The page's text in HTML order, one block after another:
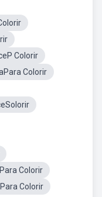
Colorir
Colorir
Colorir
Colorir